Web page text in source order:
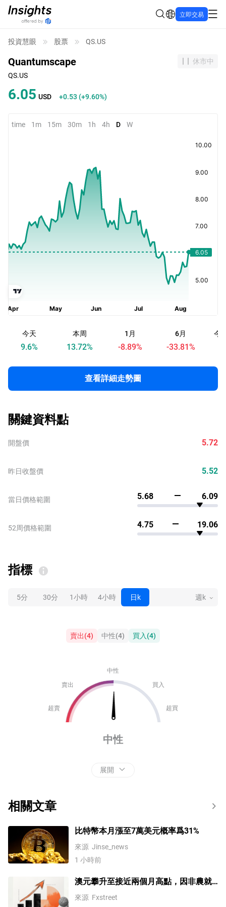
立即交易
投資慧眼 股票 QS.US
Quantumscape
休市中
QS.US
6.05 USD +0.53 (+9.60%)
time 1m 15m 30m 1h 4h D W
今天
9.6%
本周
13.72%
1月
-8.89%
6月
-33.81%
今
查看詳細走勢圖
關鍵資料點
開盤價
昨日收盤價
當日價格範圍
52周價格範圍
5.72
5.52
5.68 6.09
4.75 19.06
指標
5分 30分 1小時 4小時 日k 週k
賣出(4) 中性(4) 買入(4)
中性
賣出
買入
超賣 超買
中性
展開
相關文章
比特幣本月漲至7萬美元概率爲31%
來源 Jinse_news
1 小時前
澳元攀升至接近兩個月高點，因非農就
業數據轉為負值
來源 Fxstreet